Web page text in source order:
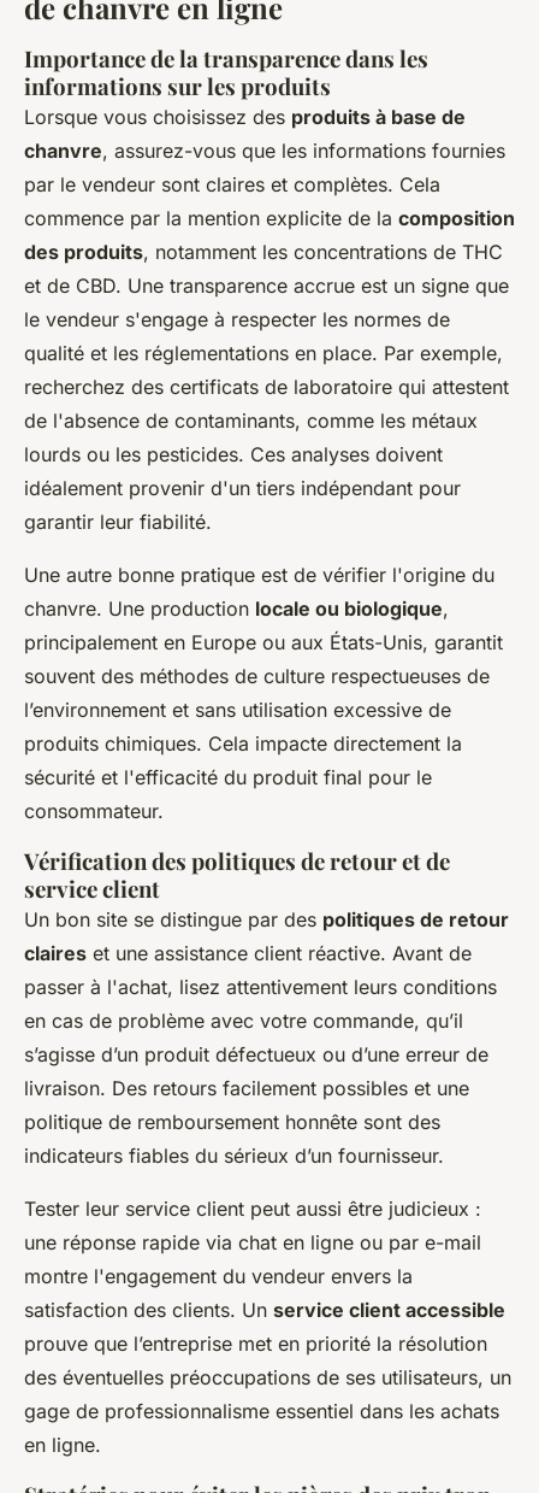
Importance de la transparence dans les
informations sur les produits
Lorsque vous choisissez des produits à base de
chanvre, assurez-vous que les informations fournies
par le vendeur sont claires et complètes. Cela
commence par la mention explicite de la composition
des produits, notamment les concentrations de THC
et de CBD. Une transparence accrue est un signe que
le vendeur s'engage à respecter les normes de
qualité et les réglementations en place. Par exemple,
recherchez des certificats de laboratoire qui attestent
de l'absence de contaminants, comme les métaux
lourds ou les pesticides. Ces analyses doivent
idéalement provenir d'un tiers indépendant pour
garantir leur fiabilité.
Une autre bonne pratique est de vérifier l'origine du
chanvre. Une production locale ou biologique,
principalement en Europe ou aux États-Unis, garantit
souvent des méthodes de culture respectueuses de
l’environnement et sans utilisation excessive de
produits chimiques. Cela impacte directement la
sécurité et l'efficacité du produit final pour le
consommateur.
Vérification des politiques de retour et de
service client
Un bon site se distingue par des politiques de retour
claires et une assistance client réactive. Avant de
passer à l'achat, lisez attentivement leurs conditions
en cas de problème avec votre commande, qu’il
s’agisse d’un produit défectueux ou d’une erreur de
livraison. Des retours facilement possibles et une
politique de remboursement honnête sont des
indicateurs fiables du sérieux d’un fournisseur.
Tester leur service client peut aussi être judicieux :
une réponse rapide via chat en ligne ou par e-mail
montre l'engagement du vendeur envers la
satisfaction des clients. Un service client accessible
prouve que l’entreprise met en priorité la résolution
des éventuelles préoccupations de ses utilisateurs, un
gage de professionnalisme essentiel dans les achats
en ligne.